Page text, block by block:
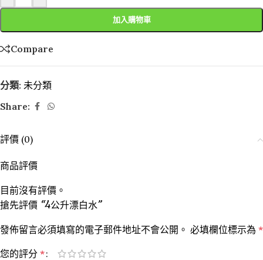
加入購物車
Compare
分類: 未分類
Share:
評價 (0)
商品評價
目前沒有評價。
搶先評價 “4公升漂白水”
發佈留言必須填寫的電子郵件地址不會公開。 必填欄位標示為 *
您的評分 *